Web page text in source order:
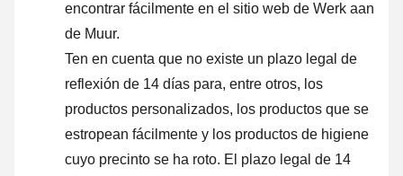
encontrar fácilmente en el sitio web de Werk aan
de Muur.
Ten en cuenta que no existe un plazo legal de
reflexión de 14 días para, entre otros, los
productos personalizados, los productos que se
estropean fácilmente y los productos de higiene
cuyo precinto se ha roto. El plazo legal de 14